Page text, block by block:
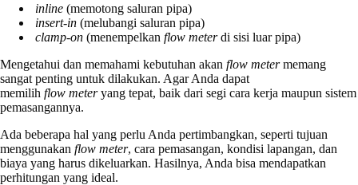
inline (memotong saluran pipa)
insert-in (melubangi saluran pipa)
clamp-on (menempelkan flow meterdi sisi luar pipa)
Mengetahui dan memahami kebutuhan akan flow metermemang
sangat penting untuk dilakukan. Agar Anda dapat
memilih flow meteryang tepat, baik dari segi cara kerja maupun sistem
pemasangannya.
Ada beberapa hal yang perlu Anda pertimbangkan, seperti tujuan
menggunakan flow meter, cara pemasangan, kondisi lapangan, dan
biaya yang harus dikeluarkan. Hasilnya, Anda bisa mendapatkan
perhitungan yang ideal.